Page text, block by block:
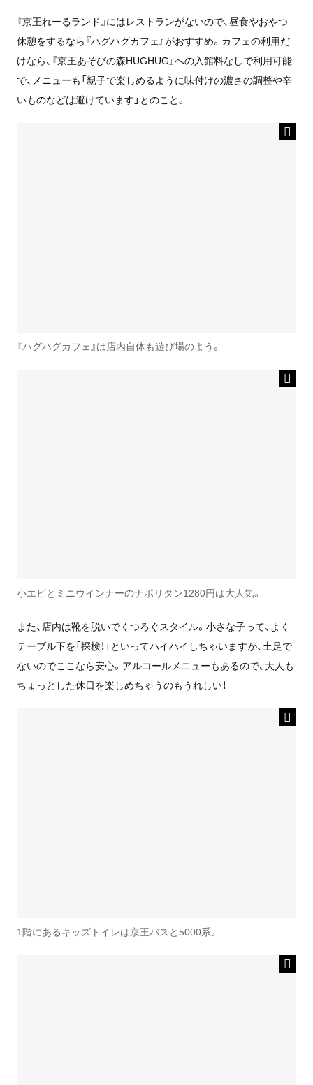
『京王れーるランド』にはレストランがないので、昼食やおやつ
休憩をするなら『ハグハグカフェ』がおすすめ。カフェの利用だ
けなら、『京王あそびの森HUGHUG』への入館料なしで利用可能
で、メニューも「親子で楽しめるように味付けの濃さの調整や辛
いものなどは避けています」とのこと。
『ハグハグカフェ』は店内自体も遊び場のよう。
小エビとミニウインナーのナポリタン1280円は大人気。
また、店内は靴を脱いでくつろぐスタイル。小さな子って、よく
テーブル下を「探検！」といってハイハイしちゃいますが、土足で
ないのでここなら安心。アルコールメニューもあるので、大人も
ちょっとした休日を楽しめちゃうのもうれしい！
1階にあるキッズトイレは京王バスと5000系。